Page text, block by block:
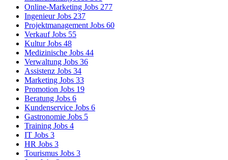
Online-Marketing Jobs 277
Ingenieur Jobs 237
Projektmanagement Jobs 60
Verkauf Jobs 55
Kultur Jobs 48
Medizinische Jobs 44
Verwaltung Jobs 36
Assistenz Jobs 34
Marketing Jobs 33
Promotion Jobs 19
Beratung Jobs 6
Kundenservice Jobs 6
Gastronomie Jobs 5
Training Jobs 4
IT Jobs 3
HR Jobs 3
Tourismus Jobs 3